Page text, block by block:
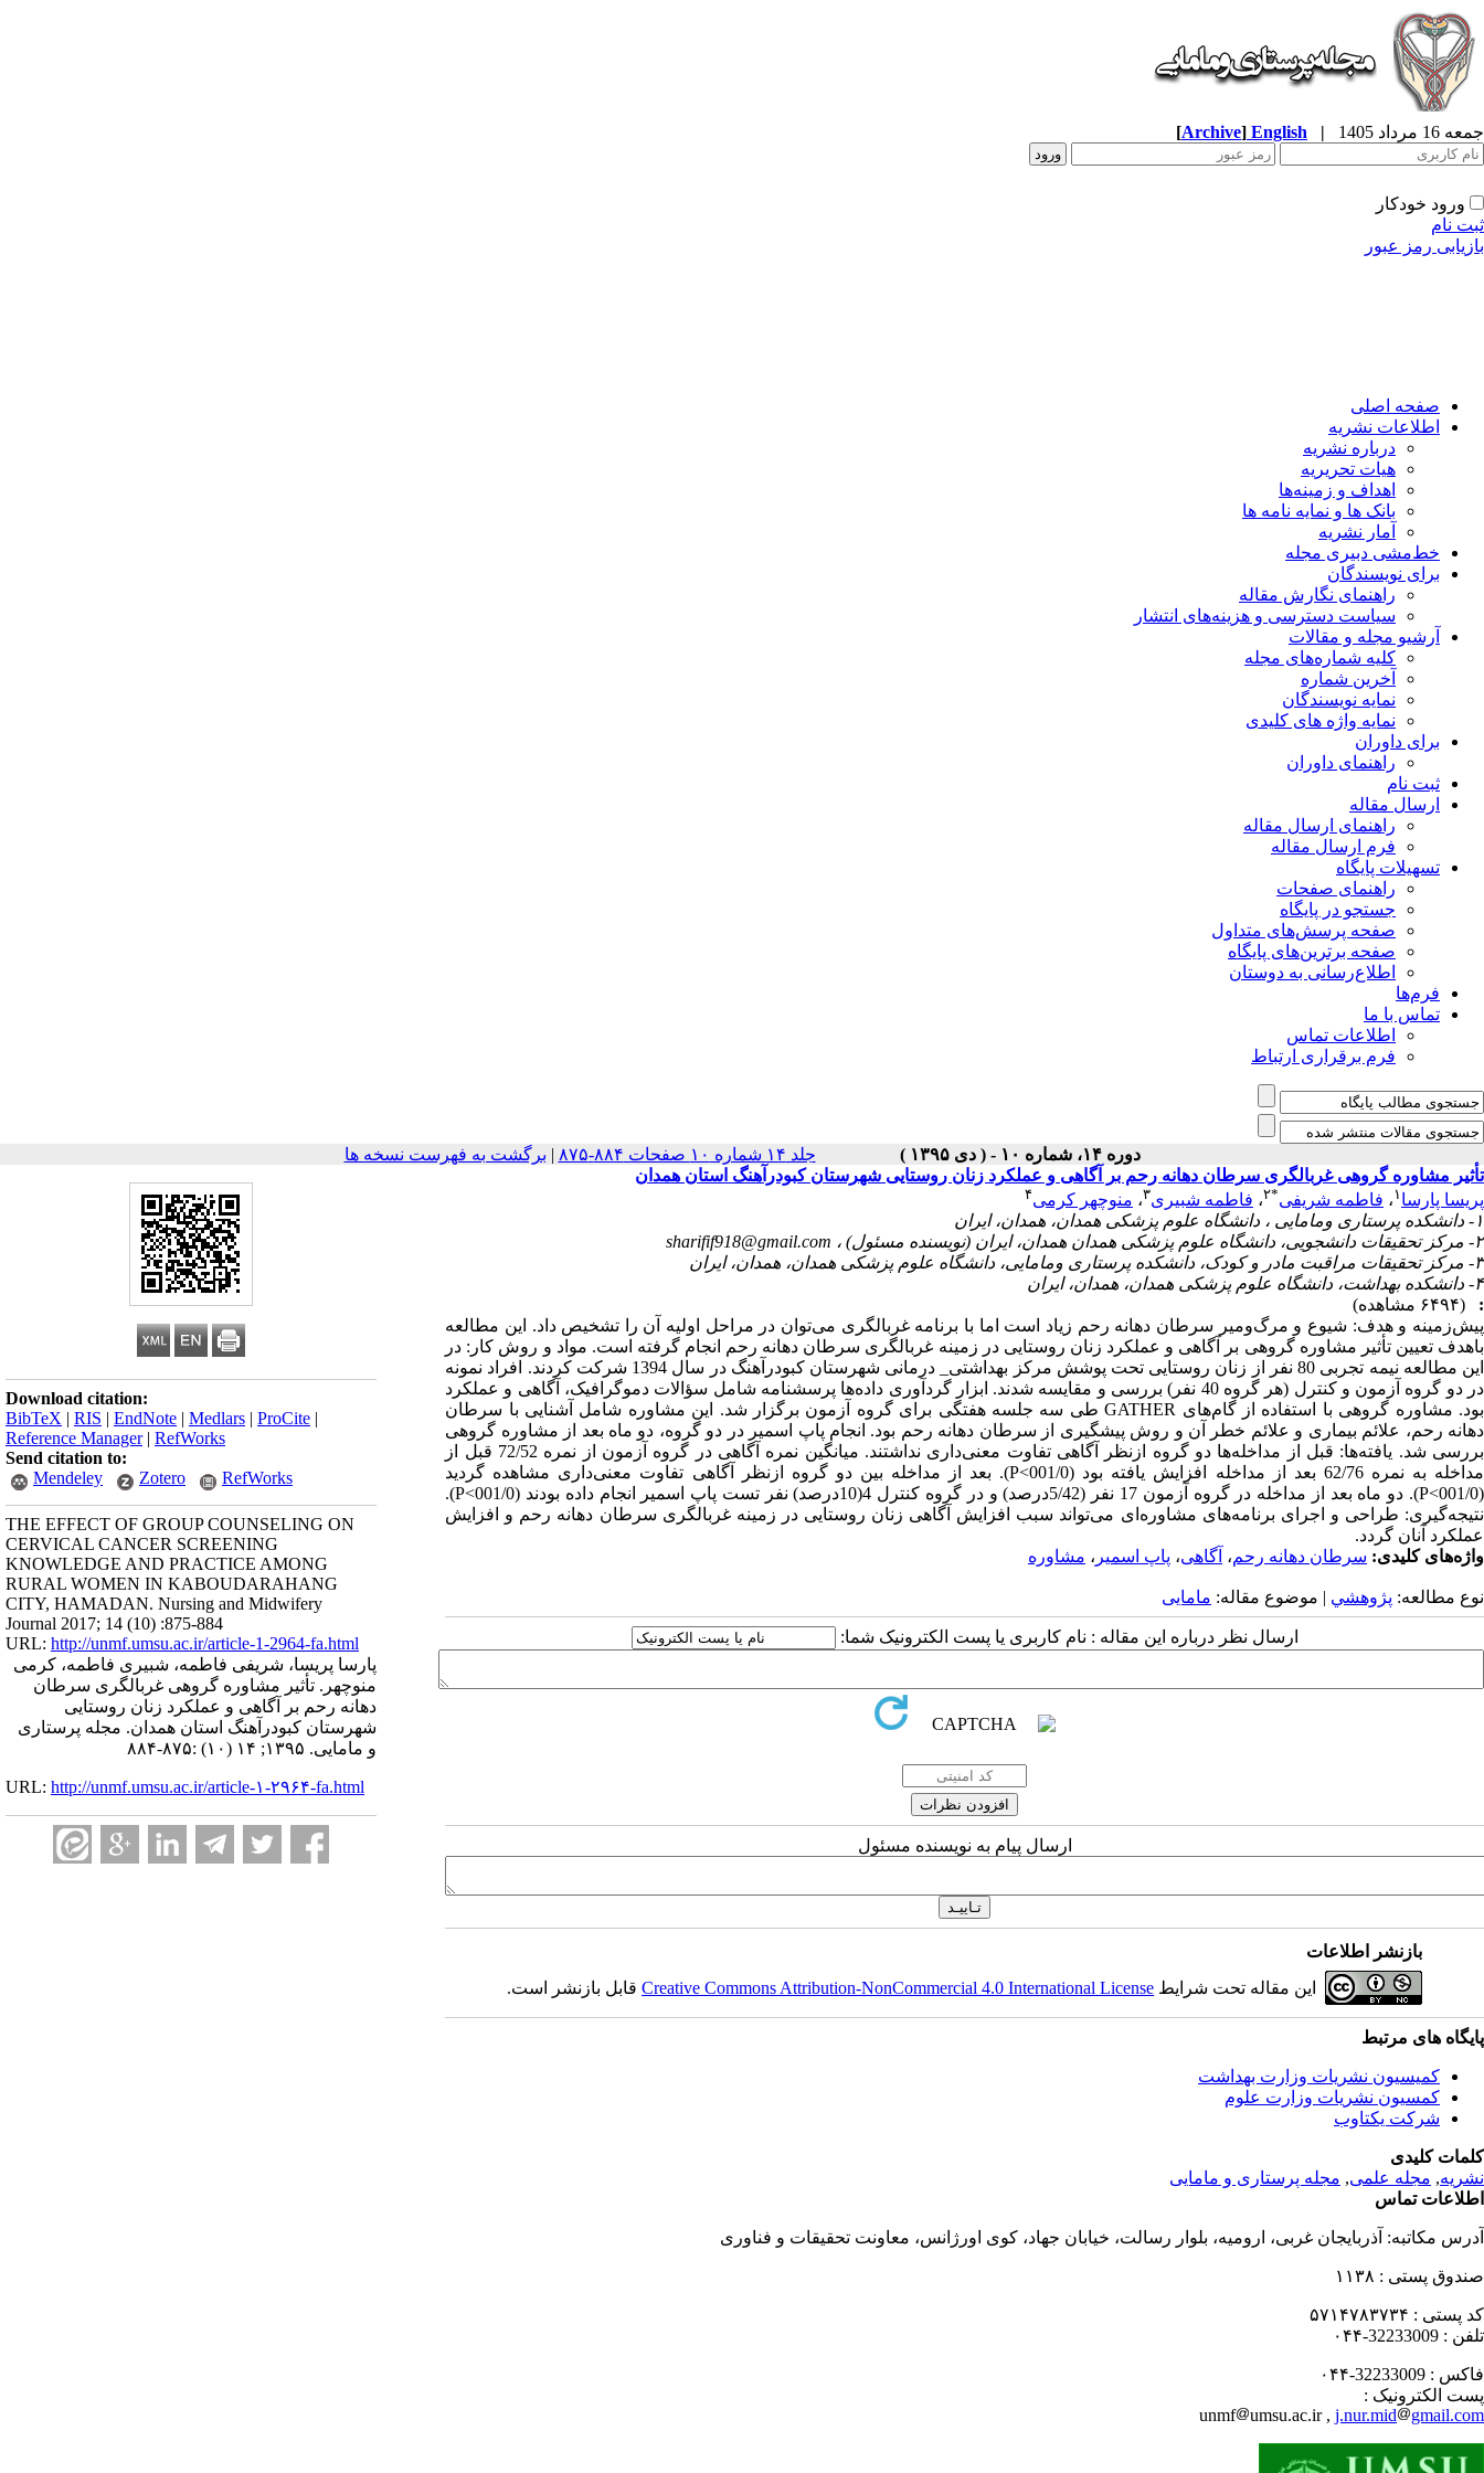
جمعه 16 مرداد 1405 |
English
[Archive]
ورود خودکار
ثبت نام
بازیابی رمز عبور
صفحه اصلی
اطلاعات نشریه
درباره نشریه
هیات تحریریه
اهداف و زمینه‌ها
بانک ها و نمایه نامه ها
آمار نشریه
خط‌مشی دبیری مجله
برای نویسندگان
راهنمای نگارش مقاله
سیاست دسترسی و هزینه‌های انتشار
آرشیو مجله و مقالات
کلیه شماره‌های مجله
آخرین شماره
نمایه نویسندگان
نمایه واژه های کلیدی
برای داوران
راهنمای داوران
ثبت نام
ارسال مقاله
راهنمای ارسال مقاله
فرم ارسال مقاله
تسهیلات پایگاه
راهنمای صفحات
جستجو در پایگاه
صفحه پرسش‌های متداول
صفحه برترین‌های پایگاه
اطلاع‌رسانی به دوستان
فرم‌ها
تماس با ما
اطلاعات تماس
فرم برقراری ارتباط
دوره ۱۴، شماره ۱۰ - ( دی ۱۳۹۵ ) جلد ۱۴ شماره ۱۰ صفحات ۸۸۴-۸۷۵ | برگشت به فهرست نسخه ها
Download citation:
BibTeX | RIS | EndNote | Medlars | ProCite |
Reference Manager| RefWorks
Send citation to:
Mendeley
Zotero RefWorks
THE EFFECT OF GROUP COUNSELING ON
CERVICAL CANCER SCREENING
KNOWLEDGE AND PRACTICE AMONG
RURAL WOMEN IN KABOUDARAHANG
CITY, HAMADAN. Nursing and Midwifery
Journal 2017; 14 (10) :875-884
URL: http://unmf.umsu.ac.ir/article-1-2964-fa.html
پارسا پریسا، شریفی فاطمه، شبیری فاطمه، کرمی
منوچهر. تأثیر مشاوره گروهی غربالگری سرطان
دهانه رحم بر آگاهی و عملکرد زنان روستایی
شهرستان کبودرآهنگ استان همدان. مجله پرستاری
و مامایی. ۱۳۹۵; ۱۴ (۱۰) :۸۷۵-۸۸۴
URL: http://unmf.umsu.ac.ir/article-۱-۲۹۶۴-fa.html
تأثیر مشاوره گروهی غربالگری سرطان دهانه رحم بر آگاهی و عملکرد زنان روستایی شهرستان کبودرآهنگ استان همدان
پریسا پارسا ۱ ، فاطمه شریفی*۲، فاطمه شبیری۳، منوچهر کرمی۴
۱- دانشکده پرستاری ومامایی ، دانشگاه علوم پزشکی همدان، همدان، ایران
۲- مرکز تحقیقات دانشجویی، دانشگاه علوم پزشکی همدان همدان، ایران (نویسنده مسئول) ،
sharifif918@gmail.com
۳- مرکز تحقیقات مراقبت مادر و کودک، دانشکده پرستاری ومامایی، دانشگاه علوم پزشکی همدان، همدان، ایران
۴- دانشکده بهداشت، دانشگاه علوم پزشکی همدان، همدان، ایران
:
(۶۴۹۴ مشاهده)
پیش‌زمینه و هدف: شیوع و مرگ‌ومیر سرطان دهانه رحم زیاد است اما با برنامه غربالگری می‌توان در مراحل اولیه آن را تشخیص داد. این مطالعه
باهدف تعیین تأثیر مشاوره گروهی بر آگاهی و عملکرد زنان روستایی در زمینه غربالگری سرطان دهانه رحم انجام گرفته است. مواد و روش کار: در
این مطالعه نیمه تجربی 80 نفر از زنان روستایی تحت پوشش مرکز بهداشتی_ درمانی شهرستان کبودرآهنگ در سال 1394 شرکت کردند. افراد نمونه
در دو گروه آزمون و کنترل (هر گروه 40 نفر) بررسی و مقایسه شدند. ابزار گردآوری داده‌ها پرسشنامه شامل سؤالات دموگرافیک، آگاهی و عملکرد
بود. مشاوره گروهی با استفاده از گام‌های GATHER طی سه جلسه هفتگی برای گروه آزمون برگزار شد. این مشاوره شامل آشنایی با سرطان
دهانه رحم، علائم بیماری و علائم خطر آن و روش پیشگیری از سرطان دهانه رحم بود. انجام پاپ اسمیر در دو گروه، دو ماه بعد از مشاوره گروهی
بررسی شد. یافته‌ها: قبل از مداخله‌ها دو گروه ازنظر آگاهی تفاوت معنی‌داری نداشتند. میانگین نمره آگاهی در گروه آزمون از نمره 72/52 قبل از
مداخله به نمره 62/76 بعد از مداخله افزایش یافته بود (001/0>P). بعد از مداخله بین دو گروه ازنظر آگاهی تفاوت معنی‌داری مشاهده گردید
(001/0>P). دو ماه بعد از مداخله در گروه آزمون 17 نفر (5/42درصد) و در گروه کنترل 4(10درصد) نفر تست پاپ اسمیر انجام داده بودند (001/0>P).
نتیجه‌گیری: طراحی و اجرای برنامه‌های مشاوره‌ای می‌تواند سبب افزایش آگاهی زنان روستایی در زمینه غربالگری سرطان دهانه رحم و افزایش
عملکرد آنان گردد.
واژه‌های کلیدی: سرطان دهانه رحم، آگاهی، پاپ اسمیر ، مشاوره
نوع مطالعه: پژوهشي | موضوع مقاله: مامایی
ارسال نظر درباره این مقاله : نام کاربری یا پست الکترونیک شما:
ارسال پیام به نویسنده مسئول
بازنشر اطلاعات
این مقاله تحت شرایط Creative Commons Attribution-NonCommercial 4.0 International Licenseقابل بازنشر است.
پایگاه های مرتبط
کمیسیون نشریات وزارت بهداشت
کمسیون نشریات وزارت علوم
شرکت یکتاوب
کلمات کلیدی
نشریه, مجله علمی, مجله پرستاری و مامایی
اطلاعات تماس
آدرس مکاتبه: آذربایجان غربی، ارومیه، بلوار رسالت، خیابان جهاد، کوی اورژانس، معاونت تحقیقات و فناوری
صندوق پستی : ۱۱۳۸
کد پستی : ۵۷۱۴۷۸۳۷۳۴
تلفن : 32233009-۰۴۴
فاکس : 32233009-۰۴۴
پست الکترونیک :
unmf
umsu.ac.ir , j.nur.mid gmail.com